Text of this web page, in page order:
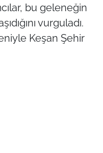
bu geleneğin
vurguladı.
Keşan Şehir